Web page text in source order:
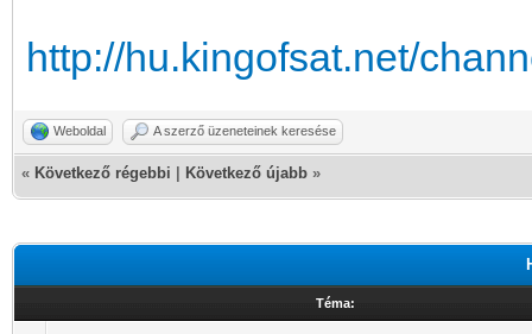
http://hu.kingofsat.net/
Weboldal A szerző üzeneteinek keresése
« Következő régebbi Következő újabb »
Téma: